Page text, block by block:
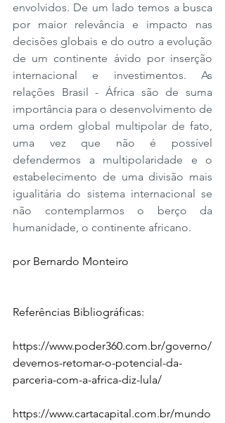
envolvidos. De um lado temos a busca
por maior relevância e impacto nas
decisões globais e do outro a evolução
de um continente ávido por inserção
internacional e investimentos. As
relações Brasil - África são de suma
importância para o desenvolvimento de
uma ordem global multipolar de fato,
uma vez que não é possível
defendermos a multipolaridade e o
estabelecimento de uma divisão mais
igualitária do sistema internacional se
não contemplarmos o berço da
humanidade, o continente africano.
por Bernardo Monteiro
Referências Bibliográficas:
https://www.poder360.com.br/governo/
devemos-retomar-o-potencial-da-
parceria-com-a-africa-diz-lula/
https://www.cartacapital.com.br/mundo